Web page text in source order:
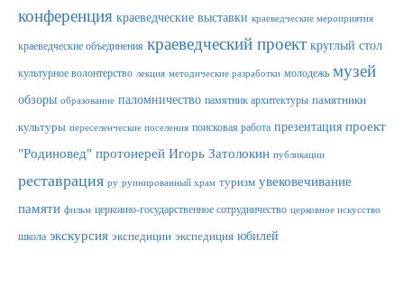
конференция краеведческие выставки краеведческие мероприятия
краеведческие объединения краеведческий проект круглый стол
культурное волонтерство лекция методические разработки молодежь музей
обзоры образование паломничество памятник архитектуры памятники
культуры переселенческие поселения поисковая работа презентация проект
"Родиновед" протоиерей Игорь Затолокин публикации
реставрация ру руинированный храм туризм увековечивание
памяти фильм церковно-государственное сотрудничество церковное искусство
школа экскурсия экспедиции экспедиция юбилей